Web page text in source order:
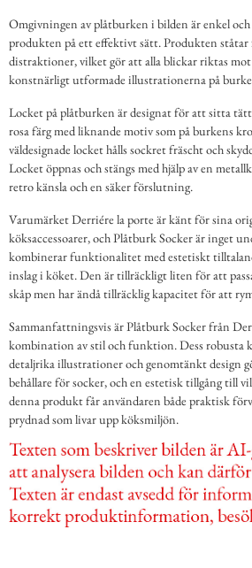
Omgivningen av plåtburken i bilden är enkel
produkten på ett effektivt sätt. Produkten ståtar
distraktioner, vilket gör att alla blickar riktas mot
konstnärligt utformade illustrationerna på
Locket på plåtburken är designat för att sitta
rosa färg med liknande motiv som på burkens
väldesignade locket hålls sockret fräscht och
Locket öppnas och stängs med hjälp av en
retro känsla och en säker förslutning.
Varumärket Derriére la porte är känt för sina
köksaccessoarer, och Plåtburk Socker är inget
kombinerar funktionalitet med estetiskt
inslag i köket. Den är tillräckligt liten för att
skåp men har ändå tillräcklig kapacitet för att
Sammanfattningsvis är Plåtburk Socker från
kombination av stil och funktion. Dess robusta
detaljrika illustrationer och genomtänkt design
behållare för socker, och en estetisk tillgång till
denna produkt får användaren både praktisk
prydnad som livar upp köksmiljön.